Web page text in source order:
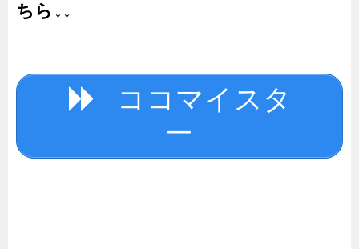
ちら↓↓
ココマイスタ
ー